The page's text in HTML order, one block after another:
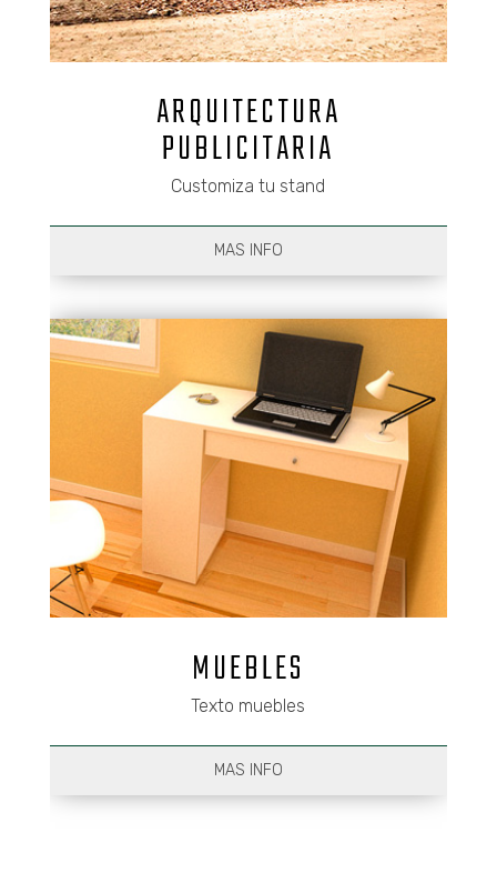
ARQUITECTURA
PUBLICITARIA
Customiza tu stand
MAS INFO
MUEBLES
Texto muebles
MAS INFO